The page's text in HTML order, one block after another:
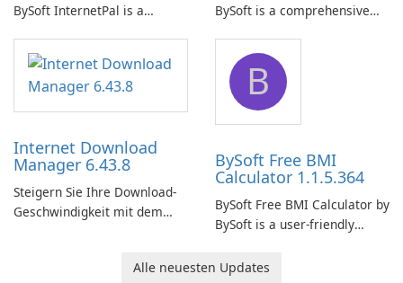
BySoft InternetPal is a
application designed to
monitor your internet
connection and provide real-
time insights into its
BySoft is a comprehensive
designed to help businesses
effectively manage their
network infrastructure.
Internet Download
Manager 6.43.8
Steigern Sie Ihre Download-
Geschwindigkeit mit dem
B
BySoft Free BMI
Calculator 1.1.5.364
BySoft Free BMI Calculator by
BySoft is a user-friendly
designed to help you
Alle neuesten Updates